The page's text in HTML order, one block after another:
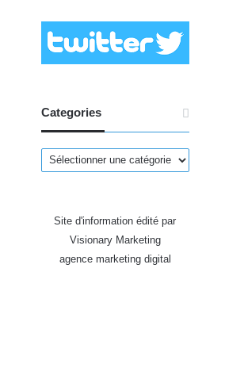
Categories
Categories
Site d'information édité par
Visionary Marketing
agence marketing digital